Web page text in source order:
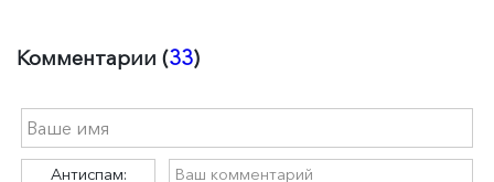
Комментарии (33)
Антиспам: